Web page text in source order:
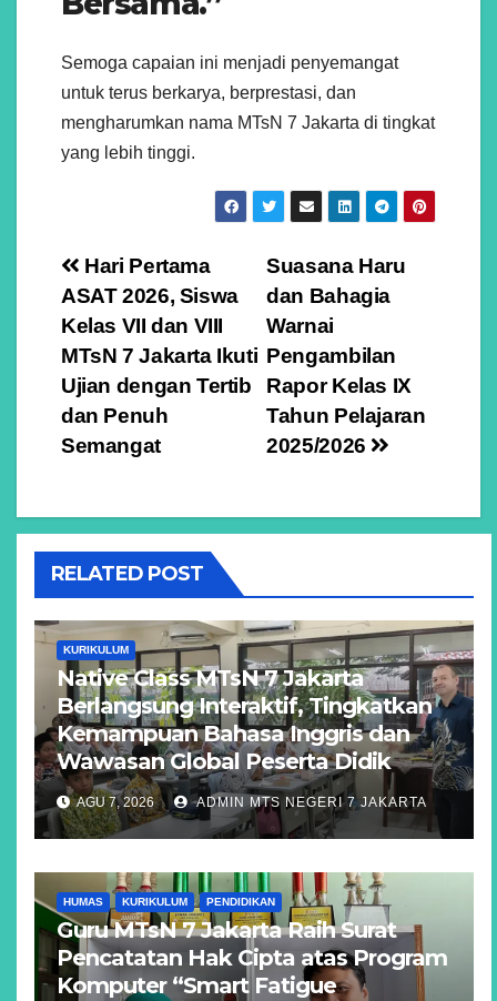
Semoga capaian ini menjadi penyemangat
untuk terus berkarya, berprestasi, dan
mengharumkan nama MTsN 7 Jakarta di tingkat
yang lebih tinggi.
Navigasi
pos
Suasana Haru
dan Bahagia
Warnai
Pengambilan
Rapor Kelas IX
Tahun Pelajaran
2025/2026
Hari Pertama
ASAT 2026, Siswa
Kelas VII dan VIII
MTsN 7 Jakarta Ikuti
Ujian dengan Tertib
dan Penuh
Semangat
RELATED POST
KURIKULUM
Native Class MTsN 7 Jakarta
Berlangsung Interaktif, Tingkatkan
Kemampuan Bahasa Inggris dan
Wawasan Global Peserta Didik
AGU 7, 2026 ADMIN MTS NEGERI 7 JAKARTA
HUMAS KURIKULUM PENDIDIKAN
Guru MTsN 7 Jakarta Raih Surat
Pencatatan Hak Cipta atas Program
Komputer “Smart Fatigue